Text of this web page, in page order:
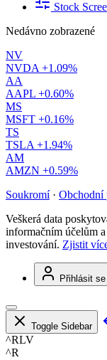
Stock
Nedávno zobrazené
NV
NVDA +1.09%
AA
AAPL +0.60%
MS
MSFT +0.16%
TS
TSLA +1.94%
AM
AMZN +0.59%
Soukromí · Obchodní
Veškerá data
informačním účelům
investování. Zjistit
Přihlásit se
Toggle Sidebar
^RLV
^R